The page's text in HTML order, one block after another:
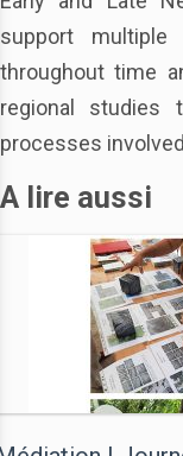
support
throughout time
regional studies
processes
A lire aussi